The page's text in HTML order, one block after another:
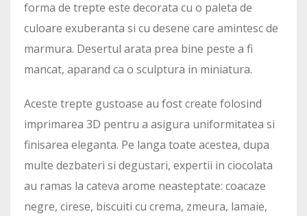
forma de trepte este decorata cu o paleta de
culoare exuberanta si cu desene care amintesc de
marmura. Desertul arata prea bine peste a fi
mancat, aparand ca o sculptura in miniatura.
Aceste trepte gustoase au fost create folosind
imprimarea 3D pentru a asigura uniformitatea si
finisarea eleganta. Pe langa toate acestea, dupa
multe dezbateri si degustari, expertii in ciocolata
au ramas la cateva arome neasteptate: coacaze
negre, cirese, biscuiti cu crema, zmeura, lamaie,